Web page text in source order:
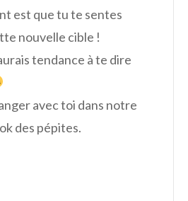
est que tu te sentes
nouvelle cible !
tendance à te dire
avec toi dans notre
des pépites.